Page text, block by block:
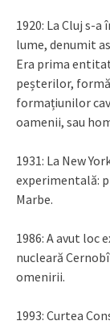
1920: La Cluj s-
lume, denumit
Era prima
peșterilor,
formațiunilor
oamenii, sau
1931: La New
experimentală:
Marbe.
1986: A avut loc
nucleară
omenirii.
1993: Curtea